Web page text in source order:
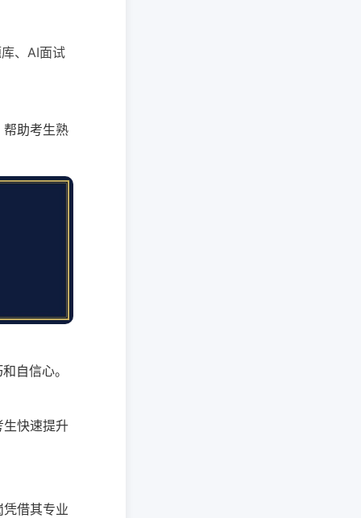
、AI面试
帮助考生熟
自信心。
生快速提升
借其专业